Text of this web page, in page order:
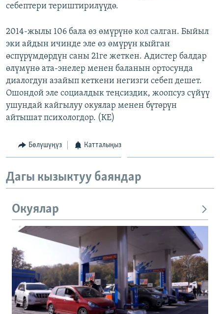
себептери териштирилүүдө.
2014-жылы 106 бала өз өмүрүнө кол салган. Быйыл
эки айдын ичинде эле өз өмүрүн кыйган
өспүрүмдөрдүн саны 21ге жеткен. Адистер балдар
өлүмүнө ата-энелер менен баланын ортосунда
диалогдун азайып кеткени негизги себеп дешет.
Ошондой эле социалдык теңсиздик, жоопсуз сүйүү
ушундай кайгылуу окуялар менен бүтөрүн
айтышат психологдор. (КЕ)
Бөлүшүңүз Катталыңыз
Дагы кызыктуу баяндар
Окуялар